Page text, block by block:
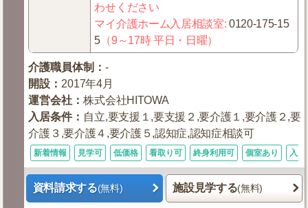
わせください
マイ介護ホーム入居相談室:0120-175-15
5 （9～17時 平日・日曜）
介護職員体制 ：-
開設 ： 2017年4月
運営会社 ：株式会社HITOWA
入居条件： 自立,要支援１,要支援２,要介護１,要介護２,要
介護３,要介護４,要介護５,認知症,認知症相談可
新着情報 見学可 低価格 看取り可 終身利用可 個室あり 入
資料請求する(無料) 施設見学する(無料)